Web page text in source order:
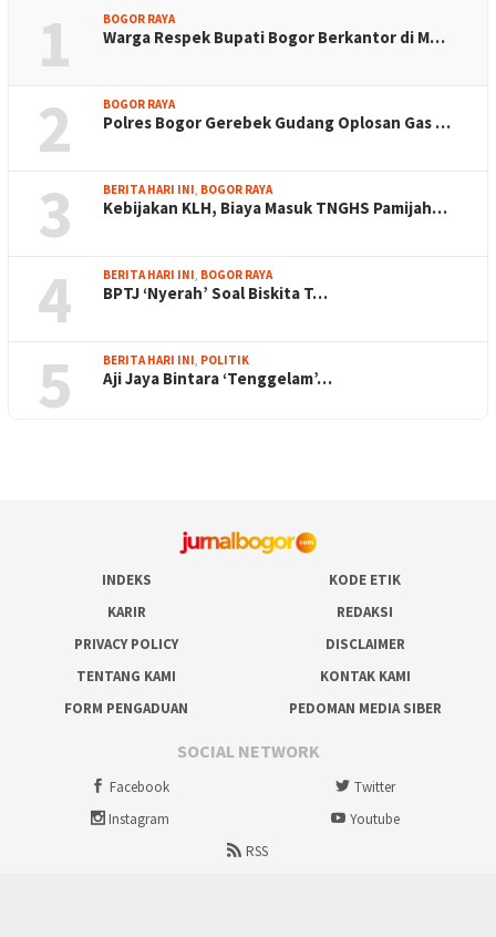
1 BOGOR RAYA
Warga Respek Bupati Bogor Berkantor di M…
2 BOGOR RAYA
Polres Bogor Gerebek Gudang Oplosan Gas …
3 BERITA HARI INI, BOGOR RAYA
Kebijakan KLH, Biaya Masuk TNGHS Pamijah…
4 BERITA HARI INI, BOGOR RAYA
BPTJ ‘Nyerah’ Soal Biskita T…
5 BERITA HARI INI, POLITIK
Aji Jaya Bintara ‘Tenggelam’…
INDEKS
KODE ETIK
KARIR
REDAKSI
PRIVACY POLICY
DISCLAIMER
TENTANG KAMI
KONTAK KAMI
FORM PENGADUAN
PEDOMAN MEDIA SIBER
SOCIAL NETWORK
Facebook
Twitter
Instagram
Youtube
RSS